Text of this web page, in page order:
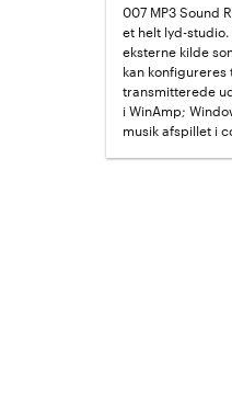
007 MP3 Sound
et helt lyd-
eksterne kilde
kan konfigureres
transmitterede
i WinAmp;
musik afspillet i